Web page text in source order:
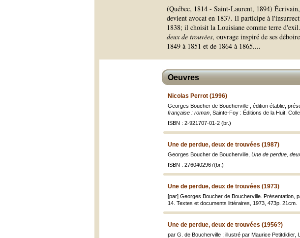
(Québec, 1814 - Saint-Laurent, 1894)
devient avocat en 1837. Il participe à
1838; il choisit la Louisiane comme terre
deux de trouvées, ouvrage inspiré de ses
1849 à 1851 et de 1864 à 1865....
Oeuvres
Nicolas Perrot (1996)
Georges Boucher de Boucherville ; édition établie,
française : roman , Sainte-Foy : Éditions de la Huit,
ISBN : 2-921707-01-2 (br.)
Une de perdue, deux de trouvées (1987)
Georges Boucher de Boucherville, Une de perdue,
ISBN : 2760402967(br.)
Une de perdue, deux de trouvées (1973)
[par] Georges Boucher de Boucherville. Présentation,
14. Textes et documents littéraires, 1973, 473p. 21cm.
Une de perdue, deux de trouvées (1956?)
par G. de Boucherville ; illustré par Maurice Petitdidier,